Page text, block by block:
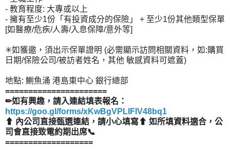
- 教育程度: 大專或以上
- 擁有至少1份「有投資成分的保險」 + 至少1份其他類型保單
[如醫療/危疾/人壽/入息保障/意外等]
✳如獲邀，須出示保單證明 (必需顯示訪問相關資料，如:購買
日期/保險公司/被訪者姓名，其他 敏感資料可遮蓋)
地點: 鰂魚涌 港島東中心 銀行總部
======================
✏如有興趣，請入連結填表報名：
https://goo.gl/forms/xKwBgVPLlFlV48bq1
⬆ 內公司直接甄選連結，請小心填寫⬆ 如所填資料適合，公
司會直接致電約期出席📞
===================